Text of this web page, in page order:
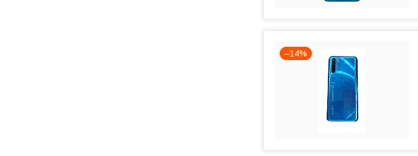
–14%